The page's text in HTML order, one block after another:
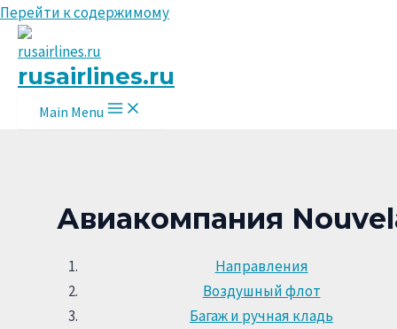
Перейти к содержимому
rusairlines.ru
Main Menu
Авиакомпания
Направления
Воздушный флот
Багаж и ручная кладь